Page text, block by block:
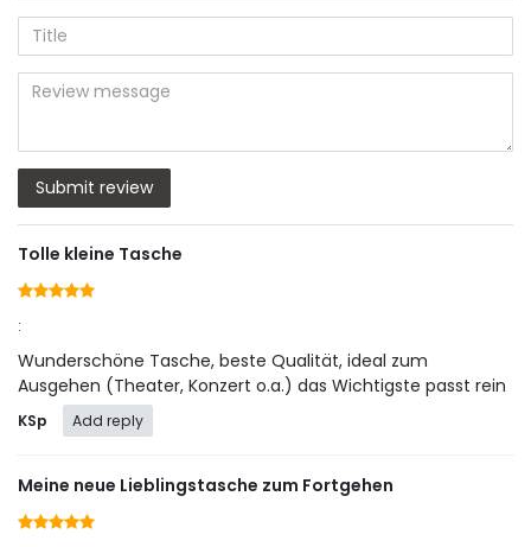
5
star
5
star
5
star
rating
5
star
rating
5
star
rating
nickname
(optional)
Title
Review
message
Submit review
Tolle kleine Tasche
:
Wunderschöne Tasche, beste Qualität, ideal zum
Ausgehen (Theater, Konzert o.a.) das Wichtigste passt rein
KSp Add reply
Meine neue Lieblingstasche zum Fortgehen